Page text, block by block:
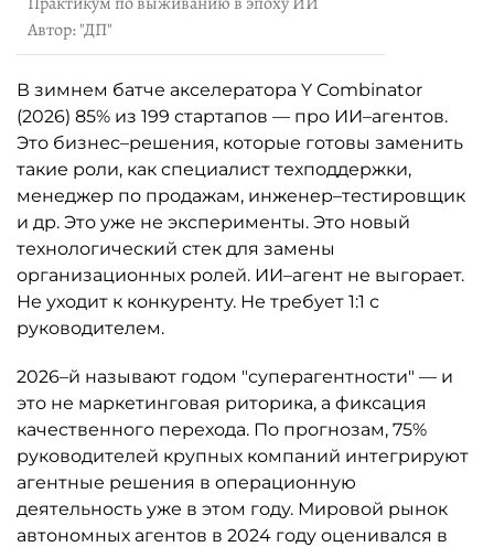
Автор: "ДП"
В зимнем батче акселератора Y Combinator
(2026) 85% из 199 стартапов — про ИИ–агентов.
Это бизнес–решения, которые готовы заменить
такие роли, как специалист техподдержки,
менеджер по продажам, инженер–тестировщик
и др. Это уже не эксперименты. Это новый
технологический стек для замены
организационных ролей. ИИ–агент не выгорает.
Не уходит к конкуренту. Не требует 1:1 с
руководителем.
2026–й называют годом "суперагентности" — и
это не маркетинговая риторика, а фиксация
качественного перехода. По прогнозам, 75%
руководителей крупных компаний интегрируют
агентные решения в операционную
деятельность уже в этом году. Мировой рынок
автономных агентов в 2024 году оценивался в